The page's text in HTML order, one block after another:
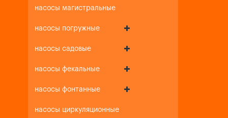
насосы магистральные
насосы погружные
насосы садовые
насосы фекальные
насосы фонтанные
насосы циркуляционные